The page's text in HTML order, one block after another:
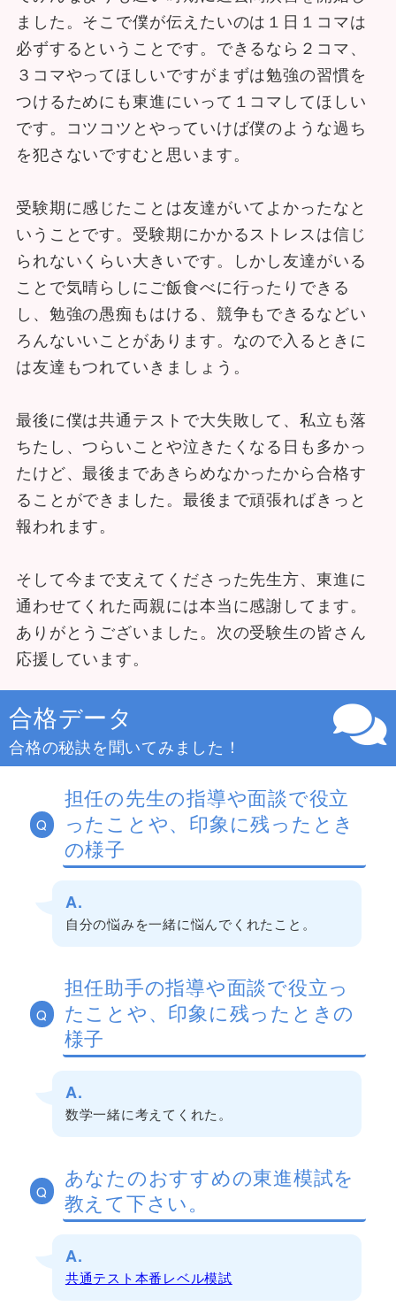
ました。そこで僕が伝えたいのは１日１コマは
必ずするということです。できるなら２コマ、
３コマやってほしいですがまずは勉強の習慣を
つけるためにも東進にいって１コマしてほしい
です。コツコツとやっていけば僕のような過ち
を犯さないですむと思います。
受験期に感じたことは友達がいてよかったなと
いうことです。受験期にかかるストレスは信じ
られないくらい大きいです。しかし友達がいる
ことで気晴らしにご飯食べに行ったりできる
し、勉強の愚痴もはける、競争もできるなどい
ろんないいことがあります。なので入るときに
は友達もつれていきましょう。
最後に僕は共通テストで大失敗して、私立も落
ちたし、つらいことや泣きたくなる日も多かっ
たけど、最後まであきらめなかったから合格す
ることができました。最後まで頑張ればきっと
報われます。
そして今まで支えてくださった先生方、東進に
通わせてくれた両親には本当に感謝してます。
ありがとうございました。次の受験生の皆さん
応援しています。
合格データ
合格の秘訣を聞いてみました！
Q
担任の先生の指導や面談で役立
ったことや、印象に残ったとき
の様子
A.
自分の悩みを一緒に悩んでくれたこと。
Q
担任助手の指導や面談で役立っ
たことや、印象に残ったときの
様子
A.
数学一緒に考えてくれた。
Q
あなたのおすすめの東進模試を
教えて下さい。
A.
共通テスト本番レベル模試